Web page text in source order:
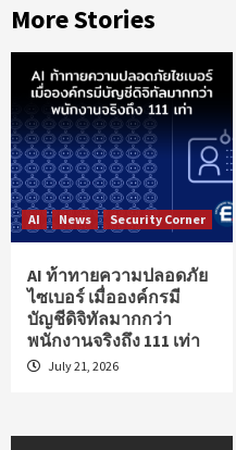
More Stories
AI News Security Corner
AI ท้าทายความปลอดภัย
ไซเบอร์ เมื่อองค์กรมี
บัญชีดิจิทัลมากกว่า
พนักงานจริงถึง 111 เท่า
July 21, 2026